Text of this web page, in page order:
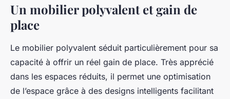
Un mobilier polyvalent et gain de
place
Le mobilier polyvalent séduit particulièrement pour sa
capacité à offrir un réel gain de place. Très apprécié
dans les espaces réduits, il permet une optimisation
de l’espace grâce à des designs intelligents facilitant